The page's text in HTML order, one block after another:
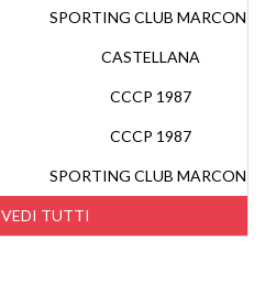
VEDI TUTTI
SPORTING CLUB MARCONI
CASTELLANA
CCCP 1987
CCCP 1987
SPORTING CLUB MARCONI